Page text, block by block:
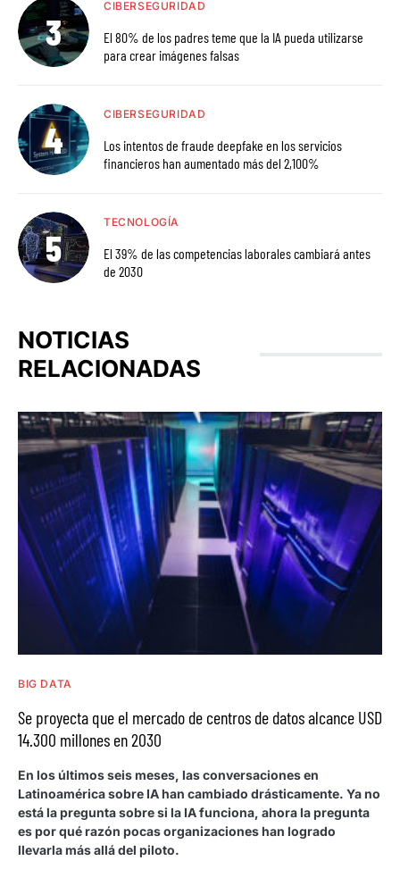
CIBERSEGURIDAD
El 80% de los padres teme que la IA pueda utilizarse
para crear imágenes falsas
CIBERSEGURIDAD
Los intentos de fraude deepfake en los servicios
financieros han aumentado más del 2,100%
TECNOLOGÍA
El 39% de las competencias laborales cambiará antes
de 2030
NOTICIAS
RELACIONADAS
BIG DATA
Se proyecta que el mercado de centros de datos alcance USD
14.300 millones en 2030
En los últimos seis meses, las conversaciones en
Latinoamérica sobre IA han cambiado drásticamente. Ya no
está la pregunta sobre si la IA funciona, ahora la pregunta
es por qué razón pocas organizaciones han logrado
llevarla más allá del piloto.